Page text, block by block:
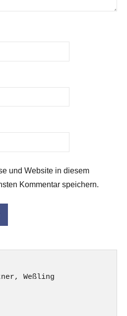
und Website in diesem
Kommentar speichern.